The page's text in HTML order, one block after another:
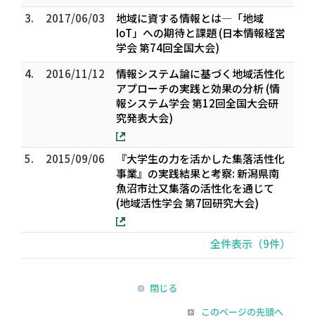
3.
2017/06/03
地域に資する情報とは―「地域
IoT」への期待と課題 (日本情報経営
学会 第74回全国大会)
4.
2016/11/12
情報システム論に基づく地域活性化
アプローチの実践と効果の分析 (情
報システム学会 第12回全国大会研
究発表大会)
5. 2015/09/06
『大学生の力を活かした集落活性化
事業』の実践結果と考察: 新潟県南
魚沼市辻又集落の活性化を通じて
(地域活性学会 第7回研究大会)
全件表示（9件）
閉じる
このページの先頭へ